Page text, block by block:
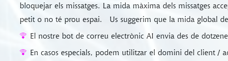
bloquejar els missatges. La mida màxima dels missatges
petit o no té prou espai.
Us suggerim que la mida global
El nostre bot de correu electrònic AI envia des de
En casos especials, podem utilitzar el domini del client /